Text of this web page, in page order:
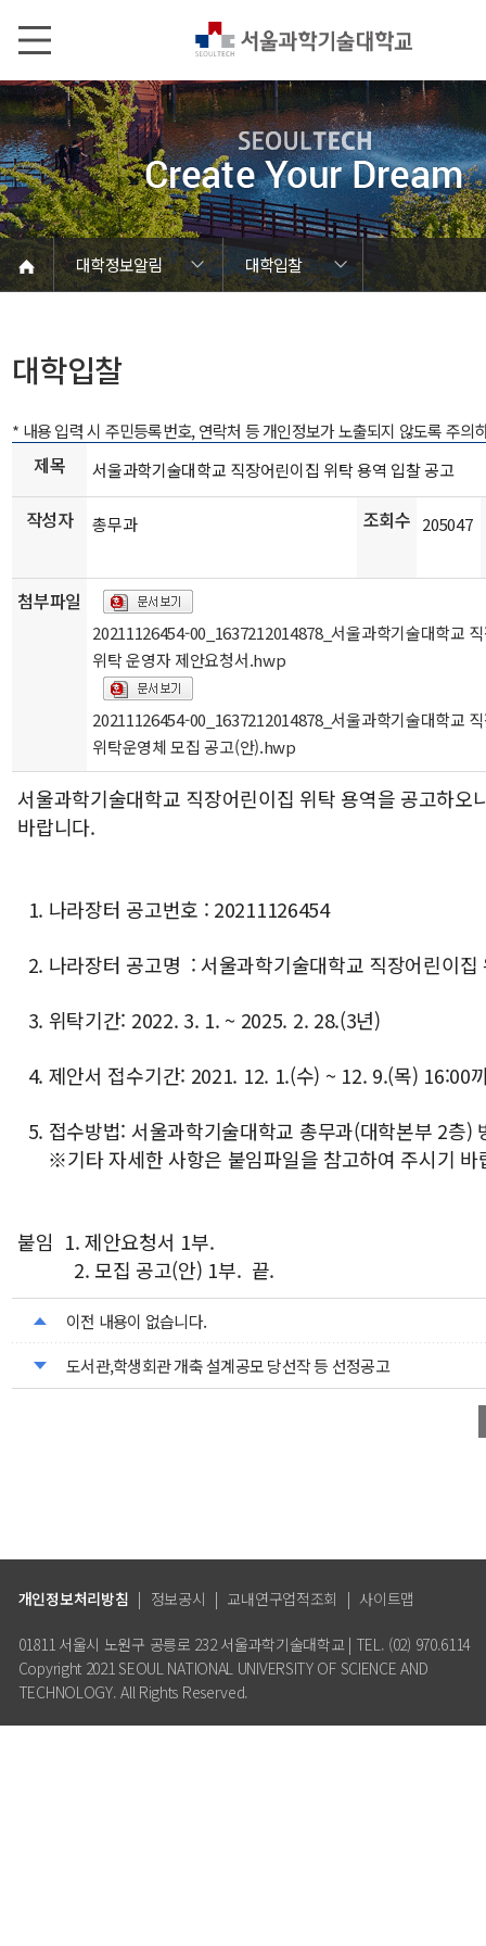
대학정보알림
대학입찰
대학정보알림
정보공개
정보서비스안내
온라인민원센터
청렴행정
갑질신고센터
유실물 센터
SEOULTECH광장
대학공지사항
학사공지
장학공지
대학원공지
취업공지
대학입찰
채용정보
공모/외부행사
등록금심의위원회
코로나바이러스19 대응안내
재정위원회
대학입찰
* 내용 입력 시 주민등록번호, 연락처 등 개인정보가 노출되지 않도록 주의
제목 서울과학기술대학교 직장어린이집 위탁 용역 입찰 공고
작성자 총무과 조회수 205047
첨부파일
20211126454-00_1637212014878_서울과학기술대학교
위탁 운영자 제안요청서.hwp
20211126454-00_1637212014878_서울과학기술대학교
위탁운영체 모집 공고(안).hwp
서울과학기술대학교 직장어린이집 위탁 용역을 공고하오
바랍니다.
1. 나라장터 공고번호 : 20211126454
2. 나라장터 공고명 : 서울과학기술대학교 직장어린이집
3. 위탁기간: 2022. 3. 1. ~ 2025. 2. 28.(3년)
4. 제안서 접수기간: 2021. 12. 1.(수) ~ 12. 9.(목) 16:00
5. 접수방법: 서울과학기술대학교 총무과(대학본부 2층)
※기타 자세한 사항은 붙임파일을 참고하여 주시기 바
붙임 1. 제안요청서 1부.
2. 모집 공고(안) 1부. 끝.
이전 내용이 없습니다.
도서관,학생회관 개축 설계공모 당선작 등 선정공고
개인정보처리방침 | 정보공시 | 교내연구업적조회 | 사이트맵
01811 서울시 노원구 공릉로 232 서울과학기술대학교 | TEL. (02) 970.6114
Copyright 2021 SEOUL NATIONAL UNIVERSITY OF SCIENCE AND
TECHNOLOGY. All Rights Reserved.